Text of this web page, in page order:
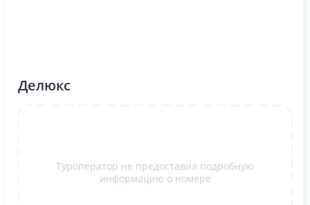
Делюкс
Туроператор не предоставил подробную
информацию о номере